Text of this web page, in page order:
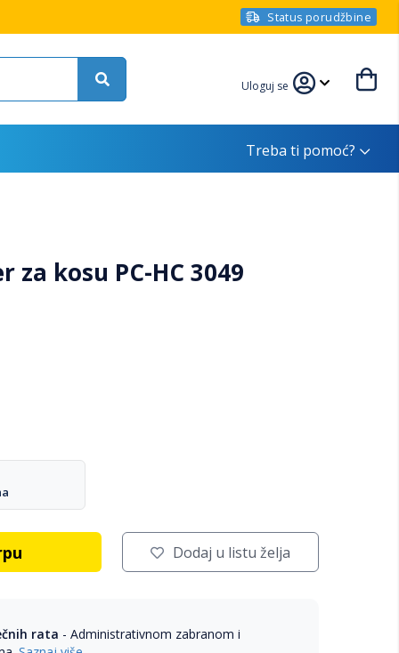
Status porudžbine
Uloguj se
Treba ti pomoć?
za kosu PC-HC 3049
Dodaj u listu želja
rata - Administrativnom zabranom i